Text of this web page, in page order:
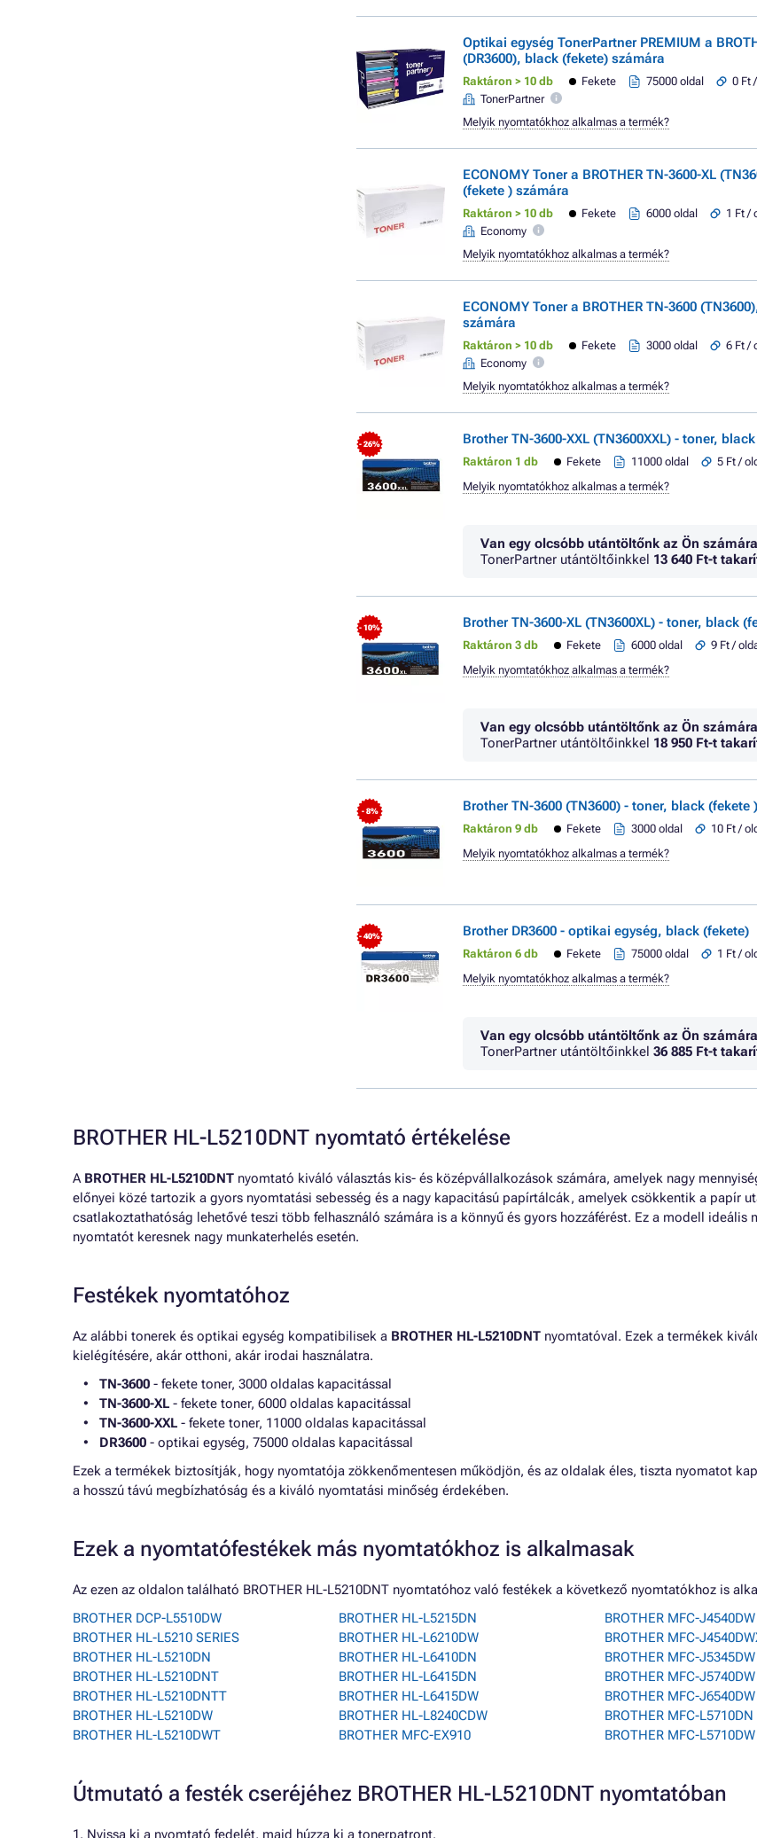
Optikai egység TonerPartner PREMIUM a
(DR3600), black (fekete) számára
Raktáron > 10 db Fekete 75000 oldal
0 Ft
TonerPartner
Melyik nyomtatókhoz alkalmas a termék?
ECONOMY Toner a BROTHER TN-3600-XL
(fekete ) számára
Raktáron > 10 db Fekete 6000 oldal
1 Ft /
Economy
Melyik nyomtatókhoz alkalmas a termék?
ECONOMY Toner a BROTHER TN-3600
számára
Raktáron > 10 db Fekete 3000 oldal
6 Ft /
Economy
Melyik nyomtatókhoz alkalmas a termék?
- 26% Brother TN-3600-XXL (TN3600XXL) - toner,
Raktáron 1 db Fekete 11000 oldal 5 Ft /
Melyik nyomtatókhoz alkalmas a termék?
Van egy olcsóbb utántöltőnk az Ön
TonerPartner utántöltőinkkel 13 640 Ft-t
- 10% Brother TN-3600-XL (TN3600XL) - toner, black
Raktáron 3 db Fekete 6000 oldal 9 Ft /
Melyik nyomtatókhoz alkalmas a termék?
Van egy olcsóbb utántöltőnk az Ön
TonerPartner utántöltőinkkel 18 950 Ft-t
- 8% Brother TN-3600 (TN3600) - toner, black (fekete )
Raktáron 9 db Fekete 3000 oldal 10 Ft /
Melyik nyomtatókhoz alkalmas a termék?
- 40% Brother DR3600 - optikai egység, black (fekete)
Raktáron 6 db Fekete 75000 oldal 1 Ft /
Melyik nyomtatókhoz alkalmas a termék?
Van egy olcsóbb utántöltőnk az Ön
TonerPartner utántöltőinkkel 36 885 Ft-t
BROTHER HL-L5210DNT nyomtató értékelése
A BROTHER HL-L5210DNT nyomtató kiváló választás kis- és középvállalkozások számára, amelyek nagy
előnyei közé tartozik a gyors nyomtatási sebesség és a nagy kapacitású papírtálcák, amelyek csökkentik a papír
csatlakoztathatóság lehetővé teszi több felhasználó számára is a könnyű és gyors hozzáférést. Ez a modell
nyomtatót keresnek nagy munkaterhelés esetén.
Festékek nyomtatóhoz
Az alábbi tonerek és optikai egység kompatibilisek a BROTHER HL-L5210DNT nyomtatóval. Ezek a termékek
kielégítésére, akár otthoni, akár irodai használatra.
TN-3600 - fekete toner, 3000 oldalas kapacitással
TN-3600-XL - fekete toner, 6000 oldalas kapacitással
TN-3600-XXL - fekete toner, 11000 oldalas kapacitással
DR3600 - optikai egység, 75000 oldalas kapacitással
Ezek a termékek biztosítják, hogy nyomtatója zökkenőmentesen működjön, és az oldalak éles, tiszta nyomatot
a hosszú távú megbízhatóság és a kiváló nyomtatási minőség érdekében.
Ezek a nyomtatófestékek más nyomtatókhoz is alkalmasak
Az ezen az oldalon található BROTHER HL-L5210DNT nyomtatóhoz való festékek a következő nyomtatókhoz is
BROTHER DCP-L5510DW
BROTHER HL-L5210 SERIES
BROTHER HL-L5210DN
BROTHER HL-L5210DNT
BROTHER HL-L5210DNTT
BROTHER HL-L5210DW
BROTHER HL-L5210DWT
BROTHER HL-L5215DN
BROTHER HL-L6210DW
BROTHER HL-L6410DN
BROTHER HL-L6415DN
BROTHER HL-L6415DW
BROTHER HL-L8240CDW
BROTHER MFC-EX910
BROTHER MFC-J4540DW
BROTHER MFC-
BROTHER MFC-J5345DW
BROTHER MFC-J5740DW
BROTHER MFC-J6540DW
BROTHER MFC-L5710DN
BROTHER MFC-L5710DW
Útmutató a festék cseréjéhez BROTHER HL-L5210DNT nyomtatóban
1. Nyissa ki a nyomtató fedelét, majd húzza ki a tonerpatront.